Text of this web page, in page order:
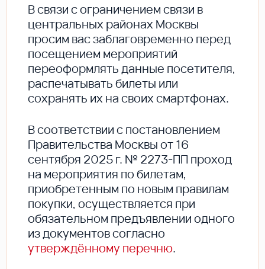
В cвязи с ограничением связи в
центральных районах Москвы
просим вас заблаговременно перед
посещением мероприятий
переоформлять данные посетителя,
распечатывать билеты или
сохранять их на своих смартфонах.
В соответствии с постановлением
Правительства Москвы от 16
сентября 2025 г. № 2273-ПП проход
на мероприятия по билетам,
приобретенным по новым правилам
покупки, осуществляется при
обязательном предъявлении одного
из документов согласно
утверждённому перечню.